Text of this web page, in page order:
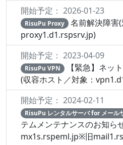
開始予定： 2026-01-23
RisuPu Proxy
名前解決障害
proxy1.d1.rspsrv.jp)
開始予定： 2023-04-09
RisuPu VPN
【緊急】ネッ
(収容ホスト／対象：
開始予定： 2024-02-11
RisuPu レンタルサーバ for メール
テムメンテナンスのお知ら
mx1s.rspeml.jp※旧